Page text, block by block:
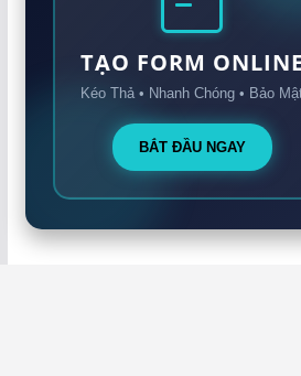
TẠO FORM ONLINE
Kéo Thả • Nhanh Chóng • Bảo
BẮT ĐẦU NGAY